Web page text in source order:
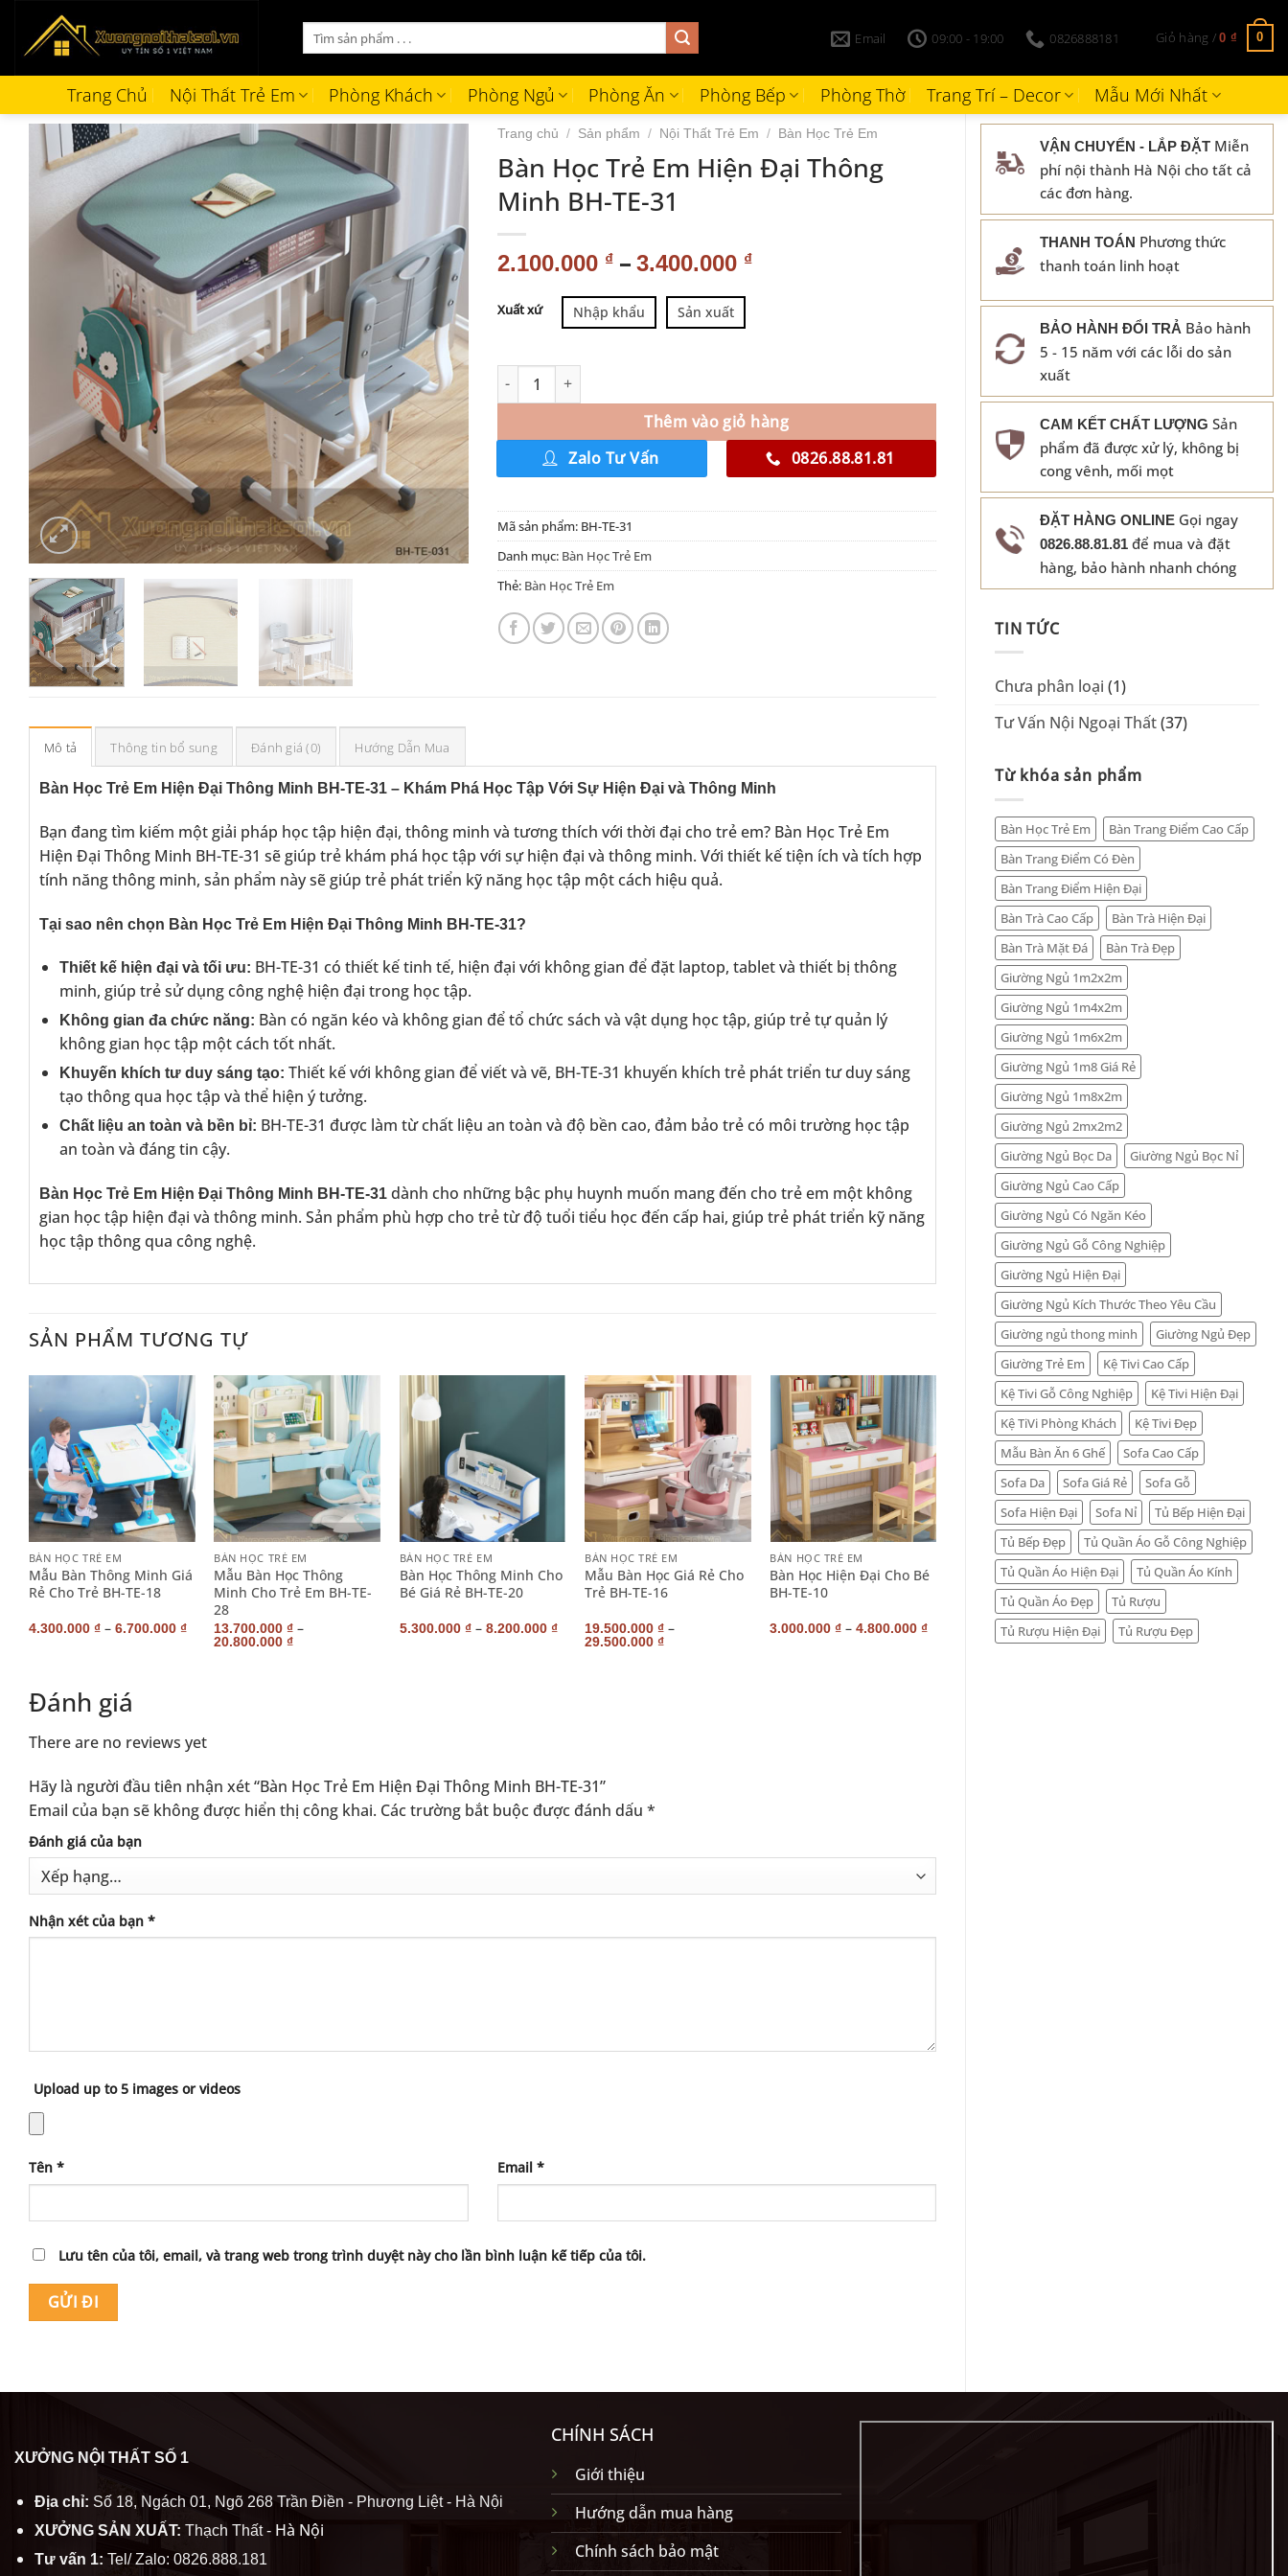
Tìm
kiếm:
Email 09:00 - 19:00 0826888181 Giỏ hàng /0 ₫ 0
Trang Chủ Nội Thất Trẻ Em Phòng Khách Phòng Ngủ Phòng Ăn Phòng Bếp Phòng Thờ Trang Trí – Decor Mẫu Mới Nhất
VẬN CHUYỂN - LẮP ĐẶT Miễn
phí nội thành Hà Nội cho tất cả
các đơn hàng.
THANH TOÁN Phương thức
thanh toán linh hoạt
BẢO HÀNH ĐỔI TRẢ Bảo hành
5 - 15 năm với các lỗi do sản
xuất
CAM KẾT CHẤT LƯỢNG Sản
phẩm đã được xử lý, không bị
cong vênh, mối mọt
ĐẶT HÀNG ONLINE Gọi ngay
0826.88.81.81 để mua và đặt
hàng, bảo hành nhanh chóng
TIN TỨC
Chưa phân loại (1)
Tư Vấn Nội Ngoại Thất(37)
Từ khóa sản phẩm
Bàn Học Trẻ Em
Bàn Trang Điểm Cao Cấp
Bàn Trang Điểm Có Đèn
Bàn Trang Điểm Hiện Đại
Bàn Trà Cao Cấp
Bàn Trà Hiện Đại
Bàn Trà Mặt Đá
Bàn Trà Đẹp
Giường Ngủ 1m2x2m
Giường Ngủ 1m4x2m
Giường Ngủ 1m6x2m
Giường Ngủ 1m8 Giá Rẻ
Giường Ngủ 1m8x2m
Giường Ngủ 2mx2m2
Giường Ngủ Bọc Da
Giường Ngủ Bọc Nỉ
Giường Ngủ Cao Cấp
Giường Ngủ Có Ngăn Kéo
Giường Ngủ Gỗ Công Nghiệp
Giường Ngủ Hiện Đại
Giường Ngủ Kích Thước Theo Yêu Cầu
Giường ngủ thong minh
Giường Ngủ Đẹp
Giường Trẻ Em
Kệ Tivi Cao Cấp
Kệ Tivi Gỗ Công Nghiệp
Kệ Tivi Hiện Đại
Kệ TiVi Phòng Khách
Kệ Tivi Đẹp
Mẫu Bàn Ăn 6 Ghế
Sofa Cao Cấp
Sofa Da
Sofa Giá Rẻ
Sofa Gỗ
Sofa Hiện Đại
Sofa Nỉ
Tủ Bếp Hiện Đại
Tủ Bếp Đẹp
Tủ Quần Áo Gỗ Công Nghiệp
Tủ Quần Áo Hiện Đại
Tủ Quần Áo Kính
Tủ Quần Áo Đẹp
Tủ Rượu
Tủ Rượu Hiện Đại
Tủ Rượu Đẹp
Trang chủ / Sản phẩm / Nội Thất Trẻ Em / Bàn Học Trẻ Em
Bàn Học Trẻ Em Hiện Đại Thông
Minh BH-TE-31
2.100.000 ₫– 3.400.000 ₫
Xuất xứ Nhập khẩu Sản xuất
Thêm vào giỏ hàng
Alternative:
Zalo Tư Vấn 0826.88.81.81
Mã sản phẩm: BH-TE-31
Danh mục: Bàn Học Trẻ Em
Thẻ: Bàn Học Trẻ Em
Mô tả Thông tin bổ sung Đánh giá (0) Hướng Dẫn Mua
Bàn Học Trẻ Em Hiện Đại Thông Minh BH-TE-31 – Khám Phá Học Tập Với Sự Hiện Đại và Thông Minh
Bạn đang tìm kiếm một giải pháp học tập hiện đại, thông minh và tương thích với thời đại cho trẻ em? Bàn Học Trẻ Em
Hiện Đại Thông Minh BH-TE-31 sẽ giúp trẻ khám phá học tập với sự hiện đại và thông minh. Với thiết kế tiện ích và tích hợp
tính năng thông minh, sản phẩm này sẽ giúp trẻ phát triển kỹ năng học tập một cách hiệu quả.
Tại sao nên chọn Bàn Học Trẻ Em Hiện Đại Thông Minh BH-TE-31?
Thiết kế hiện đại và tối ưu: BH-TE-31 có thiết kế tinh tế, hiện đại với không gian để đặt laptop, tablet và thiết bị thông
minh, giúp trẻ sử dụng công nghệ hiện đại trong học tập.
Không gian đa chức năng: Bàn có ngăn kéo và không gian để tổ chức sách và vật dụng học tập, giúp trẻ tự quản lý
không gian học tập một cách tốt nhất.
Khuyến khích tư duy sáng tạo: Thiết kế với không gian để viết và vẽ, BH-TE-31 khuyến khích trẻ phát triển tư duy sáng
tạo thông qua học tập và thể hiện ý tưởng.
Chất liệu an toàn và bền bỉ: BH-TE-31 được làm từ chất liệu an toàn và độ bền cao, đảm bảo trẻ có môi trường học tập
an toàn và đáng tin cậy.
Bàn Học Trẻ Em Hiện Đại Thông Minh BH-TE-31 dành cho những bậc phụ huynh muốn mang đến cho trẻ em một không
gian học tập hiện đại và thông minh. Sản phẩm phù hợp cho trẻ từ độ tuổi tiểu học đến cấp hai, giúp trẻ phát triển kỹ năng
học tập thông qua công nghệ.
SẢN PHẨM TƯƠNG TỰ
+
BÀN HỌC TRẺ EM
Mẫu Bàn Thông Minh Giá
Rẻ Cho Trẻ BH-TE-18
4.300.000 ₫– 6.700.000 ₫
+
BÀN HỌC TRẺ EM
Mẫu Bàn Học Thông
Minh Cho Trẻ Em BH-TE-
28
13.700.000₫ –
20.800.000₫
+
BÀN HỌC TRẺ EM
Bàn Học Thông Minh Cho
Bé Giá Rẻ BH-TE-20
5.300.000 ₫– 8.200.000 ₫
+
BÀN HỌC TRẺ EM
Mẫu Bàn Học Giá Rẻ Cho
Trẻ BH-TE-16
19.500.000 ₫–
29.500.000 ₫
+
BÀN HỌC TRẺ EM
Bàn Học Hiện Đại Cho Bé
BH-TE-10
3.000.000₫ –4.800.000₫
BÀN HỌC TRẺ EM
Mẫu Bàn Học Cho Trẻ BH-
2.900.000₫–4.600.000
Đánh giá
There are no reviews yet
Hãy là người đầu tiên nhận xét “Bàn Học Trẻ Em Hiện Đại Thông Minh BH-TE-31”
Email của bạn sẽ không được hiển thị công khai. Các trường bắt buộc được đánh dấu *
Đánh giá của bạn
Nhận xét của bạn *
Upload up to 5 images or videos
Tên * Email *
Lưu tên của tôi, email, và trang web trong trình duyệt này cho lần bình luận kế tiếp của tôi.
Alternative:
XƯỞNG NỘI THẤT SỐ 1
Địa chỉ: Số 18, Ngách 01, Ngõ 268 Trần Điền - Phương Liệt - Hà Nội
XƯỞNG SẢN XUẤT: Thạch Thất -Hà Nội
Tư vấn 1: Tel/ Zalo: 0826.888.181
CHÍNH SÁCH
Giới thiệu
Hướng dẫn mua hàng
Chính sách bảo mật